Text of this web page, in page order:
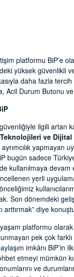
platformu BiP’e
yüksek güvenlikli
daha fazla
Acil Durum Butonu
ilgili artan
ve Dijital
ayrımcılık
bugün sadece
kullanılmaya
yerli
Son dönemdeki
arttırmak” diye
platformu
pek çok
imkânı BiP’in
etmeyi mümkün
ve